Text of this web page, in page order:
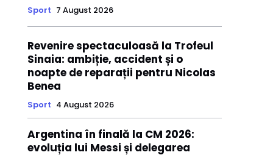
Sport 7 August 2026
Revenire spectaculoasă la Trofeul
Sinaia: ambiție, accident și o
noapte de reparații pentru Nicolas
Benea
Sport 4 August 2026
Argentina în finală la CM 2026:
evoluția lui Messi și delegarea